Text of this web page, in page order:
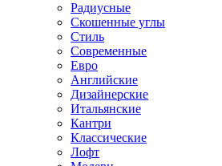
Радиусные
Скошенные углы
Стиль
Современные
Евро
Английские
Дизайнерские
Итальянские
Кантри
Классические
Лофт